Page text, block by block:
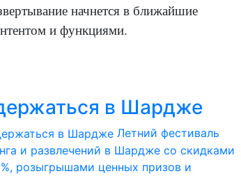
начнется в ближайшие
и функциями.
в Шардже
Летний фестиваль
и развлечений в Шардже со скидками
розыгрышами ценных призов и